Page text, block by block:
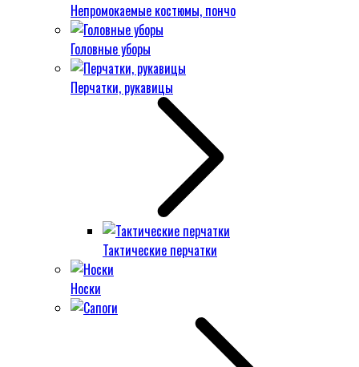
Непромокаемые костюмы, пончо
Головные уборы
Перчатки, рукавицы
Тактические перчатки
Носки